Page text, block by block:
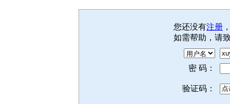
您还没有注册
如需帮助，请
密 码：
验证码：